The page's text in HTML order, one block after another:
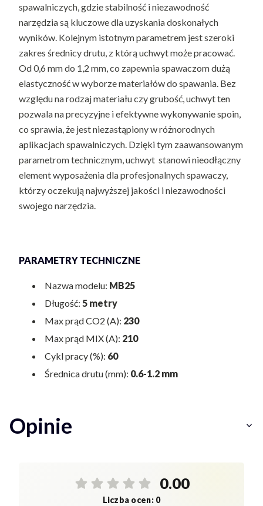
spawalniczych, gdzie stabilność i niezawodność
narzędzia są kluczowe dla uzyskania doskonałych
wyników. Kolejnym istotnym parametrem jest szeroki
zakres średnicy drutu, z którą uchwyt może pracować.
Od 0,6 mm do 1,2 mm, co zapewnia spawaczom dużą
elastyczność w wyborze materiałów do spawania. Bez
względu na rodzaj materiału czy grubość, uchwyt ten
pozwala na precyzyjne i efektywne wykonywanie spoin,
co sprawia, że jest niezastąpiony w różnorodnych
aplikacjach spawalniczych. Dzięki tym zaawansowanym
parametrom technicznym, uchwyt stanowi nieodłączny
element wyposażenia dla profesjonalnych spawaczy,
którzy oczekują najwyższej jakości i niezawodności
swojego narzędzia.
PARAMETRY TECHNICZNE
Nazwa modelu: MB25
Długość: 5 metry
Max prąd CO2 (A): 230
Max prąd MIX (A): 210
Cykl pracy (%): 60
Średnica drutu (mm): 0.6-1.2 mm
Opinie
0.00
Liczba ocen: 0